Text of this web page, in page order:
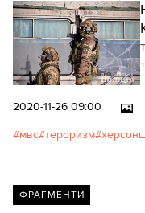
2020-11-26 09:00
мвс тероризм
ФРАГМЕНТИ